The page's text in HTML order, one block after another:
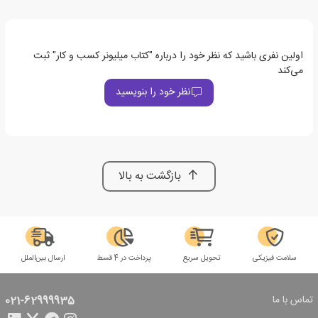
اولین نفری باشید که نظر خود را درباره "کتاب میلیونر کسب و کار" ثبت
می‌کند
نظر خود را بنویسید
بازگشت به بالا
سلامت فیزیکی تحویل سریع پرداخت در 4 قسط ارسال بین‌الملل
تماس با ما 021-62999935